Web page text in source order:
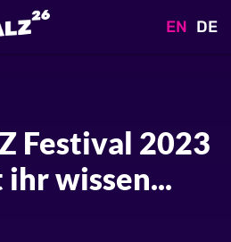
DE
EN
Festival 2023
ihr wissen...